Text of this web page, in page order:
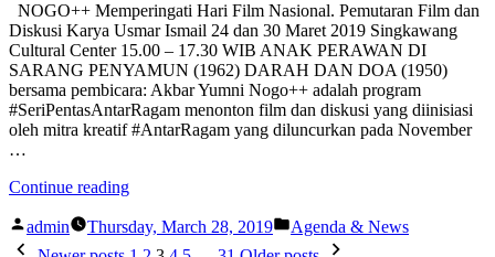
NOGO++ Memperingati Hari Film Nasional. Pemutaran Film dan
Diskusi Karya Usmar Ismail 24 dan 30 Maret 2019 Singkawang
Cultural Center 15.00 – 17.30 WIB ANAK PERAWAN DI
SARANG PENYAMUN (1962) DARAH DAN DOA (1950)
bersama pembicara: Akbar Yumni Nogo++ adalah program
#SeriPentasAntarRagam menonton film dan diskusi yang diinisiasi
oleh mitra kreatif #AntarRagam yang diluncurkan pada November
…
Continue reading“NOGO++
Hari
Film
Posted
admin Thursday, March 28, 2019
Posted
Agenda & News
Posts